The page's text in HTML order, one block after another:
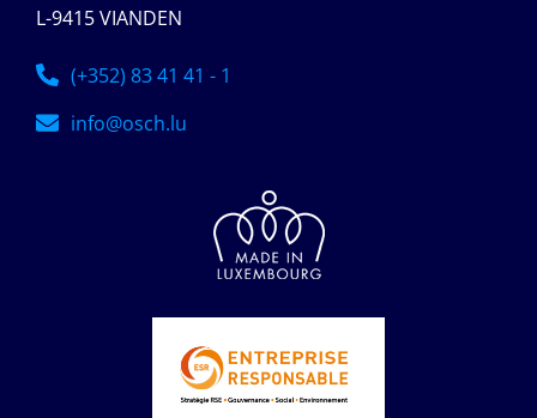
L-9415 VIANDEN
(+352) 83 41 41 - 1
info@osch.lu